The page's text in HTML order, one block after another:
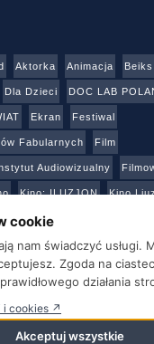
Aktorka Animacja Beiks
Dla Dzieci DOC LAB
Ekran Festiwal
Fabularnych Film
Audiowizualny
Kino: ILUZJON Kino
Panasonic
Polska Reżyser Sony
Video Warszawa
cookie
nam świadczyć usługi.
Zgoda na
działania
i cookies ↗
Akceptuj wszystkie